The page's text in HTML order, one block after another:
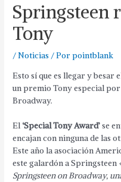
Springsteen
Tony
/Noticias / Porpointblank
Esto sí que es llegar y besar
un premio Tony especial
Broadway.
El ‘Special Tony Award’se
encajan con ninguna de las
Este año la asociación
este galardón a Springsteen
Springsteen on Broadway,